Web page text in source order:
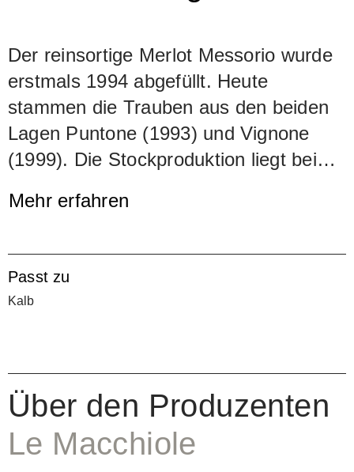
Der reinsortige Merlot Messorio wurde
erstmals 1994 abgefüllt. Heute
stammen die Trauben aus den beiden
Lagen Puntone (1993) und Vignone
(1999). Die Stockproduktion liegt bei
tägigen Maischung wird der Jungwein
Füllung). Der Messorio zeigt eine
Präsenz, die von wilden, rassigen
Noten geprägt ist. Die Fülle am
Gaumen verbindet sich elegant mit
einer präsenten Säure, die Tannine sind
Mehr erfahren
Passt zu
Kalb
Über den Produzenten
Le Macchiole